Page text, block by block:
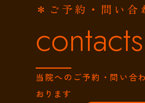
＊ご予約・問い合
contacts
当院へのご予約・問い合
おります